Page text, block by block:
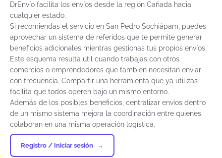
DrEnvío facilita los envíos desde la región Cañada hacia
cualquier estado.
Si recomiendas el servicio en San Pedro Sochiápam, puedes
aprovechar un sistema de referidos que te permite generar
beneficios adicionales mientras gestionas tus propios envíos.
Este esquema resulta útil cuando trabajas con otros
comercios o emprendedores que también necesitan enviar
con frecuencia. Compartir una herramienta que ya utilizas
facilita que todos operen bajo un mismo entorno.
Además de los posibles beneficios, centralizar envíos dentro
de un mismo sistema mejora la coordinación entre quienes
colaboran en una misma operación logística.
Registro / Iniciar sesión